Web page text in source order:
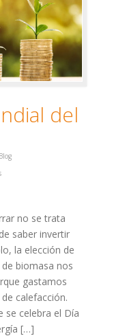
del
Blog
no se trata
saber invertir
la elección de
biomasa nos
gastamos
calefacción.
se celebra el Día
[…]